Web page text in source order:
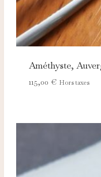
Améthyste,
115,00 € Hors taxes
Ces cookies sont
du site et ne peuvent pas
Ces cookies nous
d'améliorer nos contenus